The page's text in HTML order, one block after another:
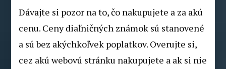
Dávajte si pozor na to, čo nakupujete a za akú
cenu. Ceny diaľničných známok sú stanovené
a sú bez akýchkoľvek poplatkov. Overujte si,
cez akú webovú stránku nakupujete a ak si nie